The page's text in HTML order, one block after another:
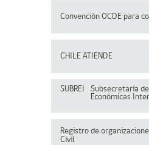
Convención OCDE para
CHILE ATIENDE
SUBREI
Subsecretaría
Económicas
Registro de
Civil